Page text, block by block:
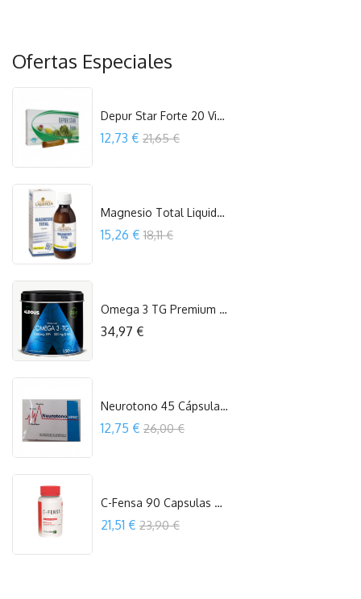
Ofertas Especiales
Depur Star Forte 20 Vial Espadiet
Precio
12,73 € 21,65 €
Magnesio Total Liquido Sabor Limon...
Precio
15,26 € 18,11 €
Omega 3 TG Premium 150 Cap. Aldous
Precio
34,97 €
Neurotono 45 Cápsulas Espadiet
Precio
12,75 € 26,00 €
C-Fensa 90 Capsulas Herbovita
Precio
21,51 € 23,90 €